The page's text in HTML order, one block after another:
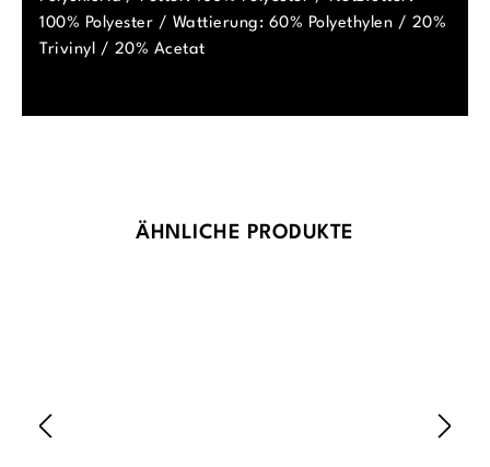
100% Polyester / Wattierung: 60% Polyethylen / 20%
Trivinyl / 20% Acetat
Produktgalerie überspringen
ÄHNLICHE PRODUKTE